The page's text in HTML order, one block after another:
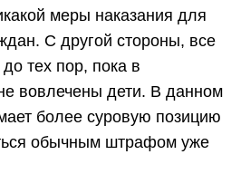
меры наказания для
С другой стороны, все
тех пор, пока в
вовлечены дети. В данном
более суровую позицию
обычным штрафом уже